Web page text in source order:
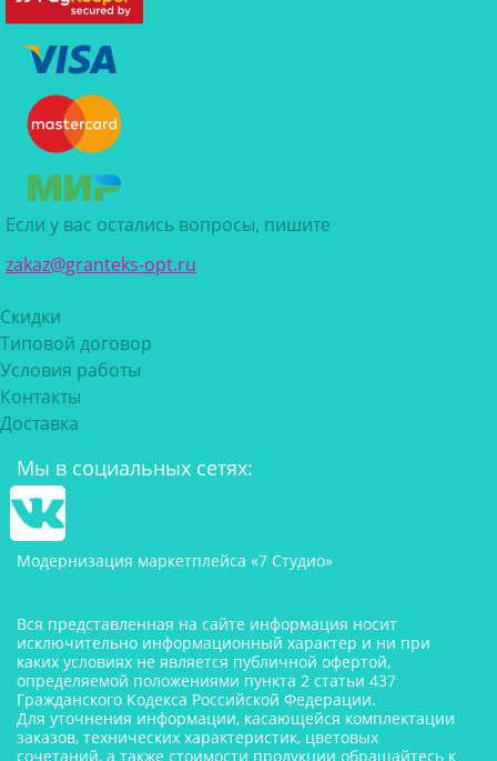
Если у вас остались вопросы, пишите
zakaz@granteks-opt.ru
Скидки
Типовой договор
Условия работы
Контакты
Доставка
Мы в социальных сетях:
Модернизация маркетплейса «7 Студио»
Вся представленная на сайте информация носит
исключительно информационный характер и ни при
каких условиях не является публичной офертой,
определяемой положениями пункта 2 статьи 437
Гражданского Кодекса Российской Федерации.
Для уточнения информации, касающейся комплектации
заказов, технических характеристик, цветовых
сочетаний, а также стоимости продукции обращайтесь к